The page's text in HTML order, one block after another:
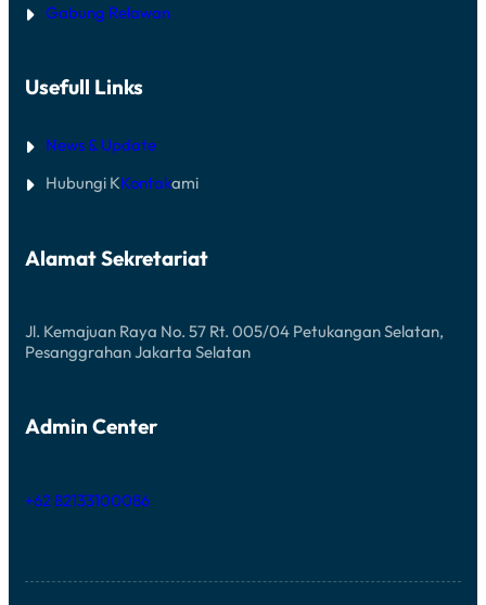
Gabung Relawan
Usefull Links
News & Update
Hubungi KKontakami
Alamat Sekretariat
Jl. Kemajuan Raya No. 57 Rt. 005/04 Petukangan Selatan,
Pesanggrahan Jakarta Selatan
Admin Center
+62 82133100086